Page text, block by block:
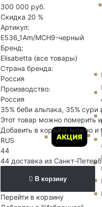
АКЦИЯ
300 000 руб.
Скидка 20 %
Артикул:
E536_1Am/MCH9-черный
Бренд:
Elisabetta (все товары)
Страна бренда:
Россия
Производство:
Россия
35% беби альпака, 35%
Этот товар можно померить
Добавить в корзину можно и
RUS
44
44 доставка из Санкт-
В корзину
Перейти в корзину